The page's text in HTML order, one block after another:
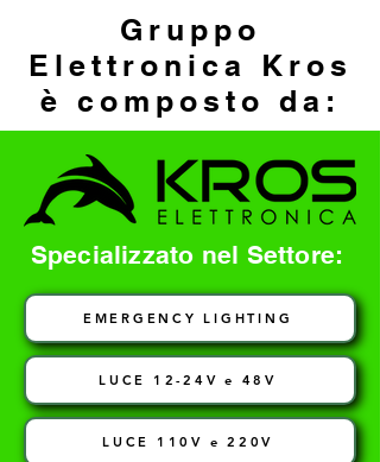
Gruppo
Elettronica Kros
è composto da:
Specializzato nel Settore:
EMERGENCY LIGHTING
LUCE 12-24V e 48V
LUCE 110V e 220V